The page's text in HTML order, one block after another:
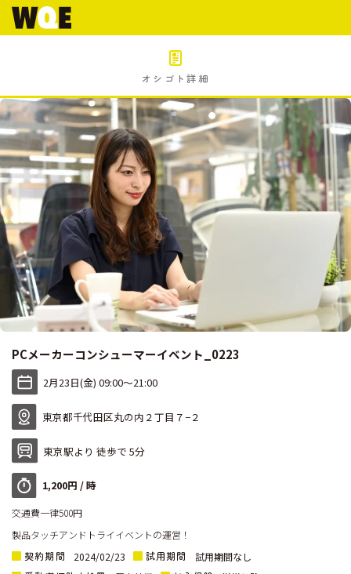
オシゴト詳細
PCメーカーコンシューマーイベント_0223
2月23日(金) 09:00〜21:00
東京都千代田区丸の内２丁目７−２
東京駅より 徒歩で 5分
1,200円 / 時
交通費一律500円
製品タッチアンドトライイベントの運営！
契約期間
2024/02/23 試用期間
試用期間なし